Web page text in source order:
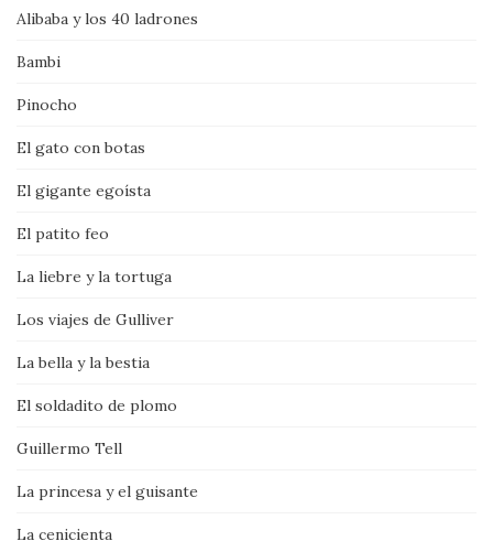
Alibaba y los 40 ladrones
Bambi
Pinocho
El gato con botas
El gigante egoísta
El patito feo
La liebre y la tortuga
Los viajes de Gulliver
La bella y la bestia
El soldadito de plomo
Guillermo Tell
La princesa y el guisante
La cenicienta